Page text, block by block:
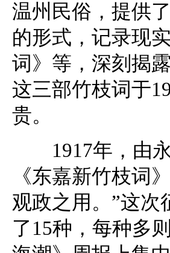
温州民俗，提供
的形式，记录现
词》等，深刻揭
这三部竹枝词于
贵。
1917年，由永
《东嘉新竹枝词
观政之用。”这次
了15种，每种多